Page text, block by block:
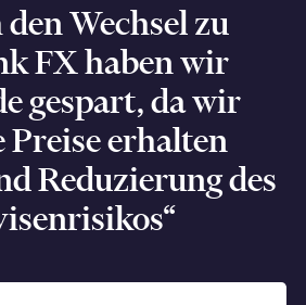
Wechsel zu
FX haben wir
gespart, da wir
Preise erhalten
Reduzierung des